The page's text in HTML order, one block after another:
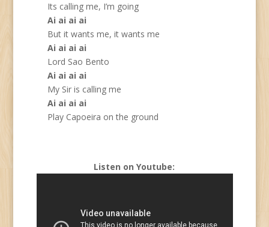
Its calling me, I’m going
Ai ai ai ai
But it wants me, it wants me
Ai ai ai ai
Lord Sao Bento
Ai ai ai ai
My Sir is calling me
Ai ai ai ai
Play Capoeira on the ground
Listen on Youtube: